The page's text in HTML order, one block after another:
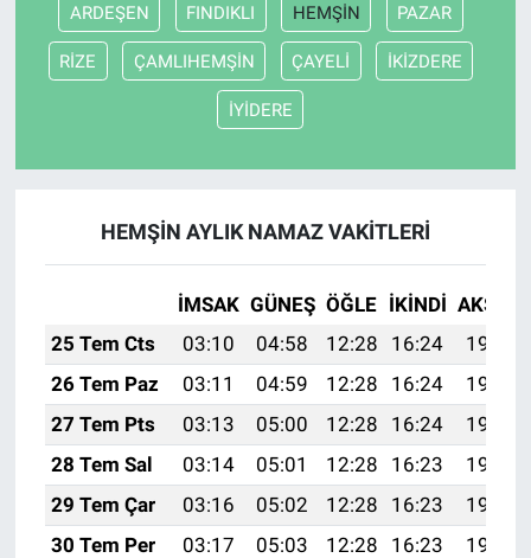
ARDEŞEN FINDIKLI HEMŞİN PAZAR
RİZE ÇAMLIHEMŞİN ÇAYELİ İKİZDERE
İYİDERE
HEMŞİN AYLIK NAMAZ VAKITLERI
İMSAK GÜNEŞ ÖĞLE İKINDI AKŞAM
25 Tem Cts
03:10 04:58 12:28 16:24
19:48
26 Tem Paz
03:11 04:59 12:28 16:24
19:47
27 Tem Pts
03:13 05:00 12:28 16:24
19:46
28 Tem Sal
03:14 05:01 12:28 16:23
19:45
29 Tem Çar
03:16 05:02 12:28 16:23
19:44
30 Tem Per
03:17 05:03 12:28 16:23
19:43